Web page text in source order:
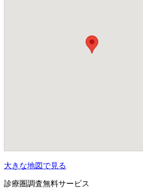
大きな地図で見る
診療圏調査無料サービス